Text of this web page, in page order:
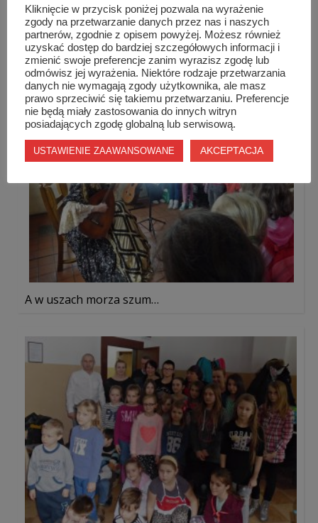
Projekt Erasmus+ w Sienkiewiczu – mobilność ...
A w uszach morza szum…
Kliknięcie w przycisk poniżej pozwala na wyrażenie
zgody na przetwarzanie danych przez nas i naszych
partnerów, zgodnie z opisem powyżej. Możesz również
uzyskać dostęp do bardziej szczegółowych informacji i
zmienić swoje preferencje zanim wyrazisz zgodę lub
odmówisz jej wyrażenia. Niektóre rodzaje przetwarzania
danych nie wymagają zgody użytkownika, ale masz
prawo sprzeciwić się takiemu przetwarzaniu. Preferencje
nie będą miały zastosowania do innych witryn
posiadających zgodę globalną lub serwisową.
USTAWIENIE ZAAWANSOWANE AKCEPTACJA